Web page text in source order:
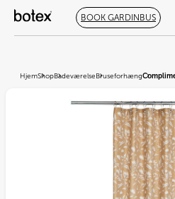
BOOK GARDINBUS
HjemShopBadeværelseBruseforhæng